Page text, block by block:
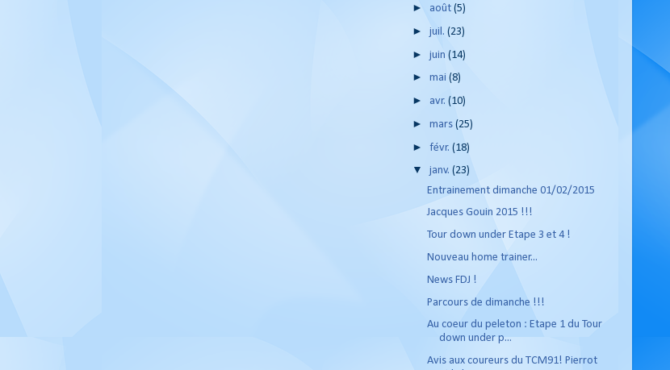
► août(5)
►juil.(23)
►juin(14)
►mai(8)
► avr.(10)
►mars(25)
►févr.(18)
▼janv.(23)
Entrainement dimanche 01/02/2015
Jacques Gouin 2015 !!!
Tour down under Etape 3 et 4 !
Nouveau home trainer...
News FDJ !
Parcours de dimanche !!!
Au coeur du peleton : Etape 1 du Tour
down under p...
Avis aux coureurs du TCM91! Pierrot